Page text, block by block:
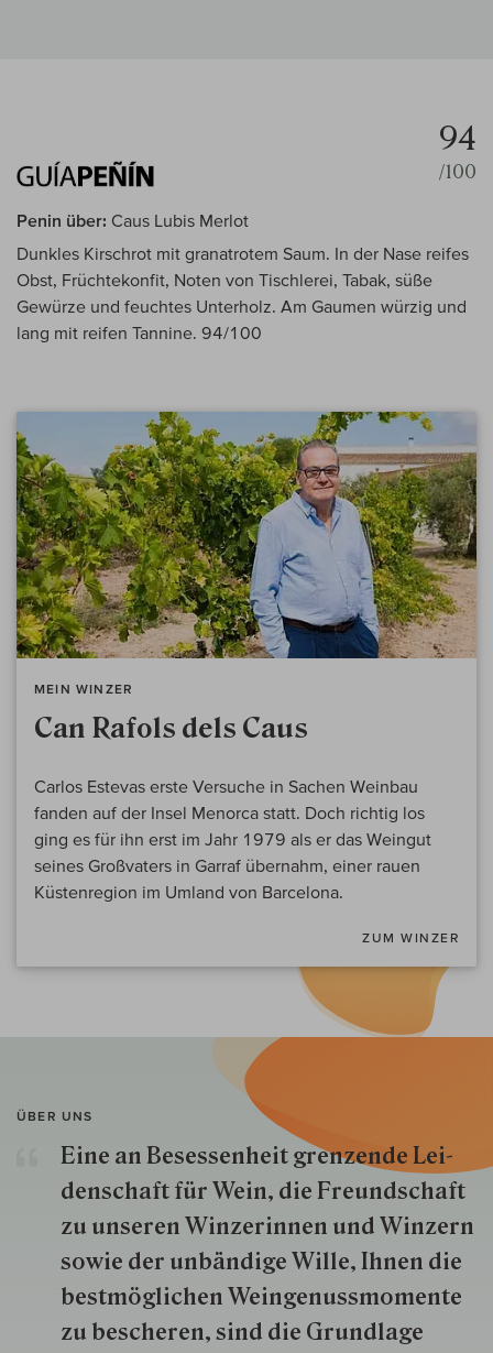
94
/100
Penin über: Caus Lubis Merlot
Dunkles Kirschrot mit granatrotem Saum. In der Nase reifes
Obst, Früchtekonfit, Noten von Tischlerei, Tabak, süße
Gewürze und feuchtes Unterholz. Am Gaumen würzig und
lang mit reifen Tannine. 94/100
MEIN WINZER
Can Rafols dels Caus
Carlos Estevas erste Versuche in Sachen Weinbau
fanden auf der Insel Menorca statt. Doch richtig los
ging es für ihn erst im Jahr 1979 als er das Weingut
seines Großvaters in Garraf übernahm, einer rauen
Küstenregion im Umland von Barcelona.
ZUM WINZER
ÜBER UNS
Eine an Besessenheit gren­zende Lei­
den­schaft für Wein, die Freund­schaft
zu unseren Win­zer­innen und Win­zern
so­wie der un­bän­dige Wille, Ihnen die
best­mög­lich­en Wein­genuss­momente
zu besche­ren, sind die Grund­lage